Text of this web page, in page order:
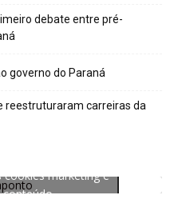
debate entre pré-
governo do Paraná
reestruturaram carreiras da
cookies marketing e
conteúdo